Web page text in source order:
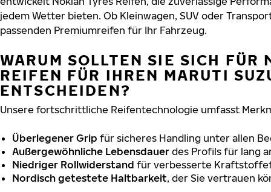
jedem Wetter bieten. Ob Kleinwagen, SUV oder
passenden Premiumreifen für Ihr Fahrzeug.
WARUM SOLLTEN SIE SICH FÜR
REIFEN FÜR IHREN MARUTI
ENTSCHEIDEN?
Unsere fortschrittliche Reifentechnologie umfasst
Überlegener Grip für sicheres Handling unter allen
Außergewöhnliche Lebensdauer des Profils für lang
Niedriger Rollwiderstand für verbesserte
Nordisch getestete Haltbarkeit, der Sie vertrauen